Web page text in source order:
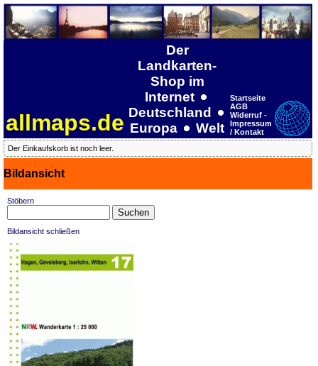
allmaps.de
Der
Landkarten-
Shop im
Internet
Deutschland
Europa
Welt
Startseite
AGB
Widerruf -
Impressum
/ Kontakt
Der Einkaufskorb ist noch leer.
Bildansicht
Stöbern
Bildansicht schließen